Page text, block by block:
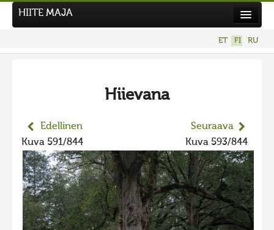
Hiite kuvavõistlus 2026
Hiisien kuvakilpailu 2025
2025 kuvakilpailu lisä
Liikuvad kuvad 2025
Hiisien kuvakilpailu 2024
2024 kuvakilpailu lisä
HIITE MAJA
ET FI RU
Hiievana
Edellinen
Kuva 591/844
Seuraava
Kuva 593/844